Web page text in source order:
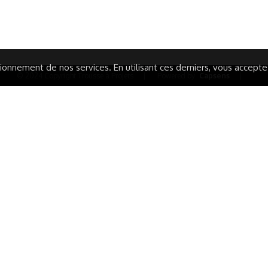
de nos services. En utilisant ces derniers, vous